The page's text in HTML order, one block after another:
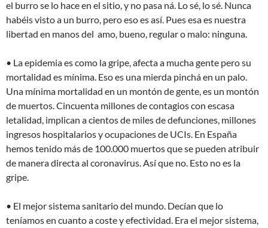
el burro se lo hace en el sitio, y no pasa ná. Lo sé, lo sé. Nunca
habéis visto a un burro, pero eso es así. Pues esa es nuestra
libertad en manos del amo, bueno, regular o malo: ninguna.
• La epidemia es como la gripe, afecta a mucha gente pero su
mortalidad es mínima. Eso es una mierda pinchá en un palo.
Una mínima mortalidad en un montón de gente, es un montón
de muertos. Cincuenta millones de contagios con escasa
letalidad, implican a cientos de miles de defunciones, millones
ingresos hospitalarios y ocupaciones de UCIs. En España
hemos tenido más de 100.000 muertos que se pueden atribuir
de manera directa al coronavirus. Así que no. Esto no es la
gripe.
• El mejor sistema sanitario del mundo. Decían que lo
teníamos en cuanto a coste y efectividad. Era el mejor sistema,